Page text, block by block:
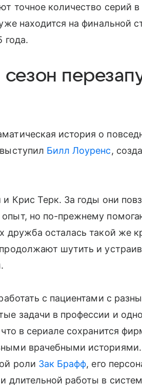
точное количество серий
находится на финальной
года.
история о
Билл Лоуренс,
Крис Терк. За годы они
но по-прежнему
дружба осталась такой же
шутить и
с пациентами с
задачи в профессии и
в сериале сохранится
врачебными историями.
роли Зак Брафф, его
длительной работы в